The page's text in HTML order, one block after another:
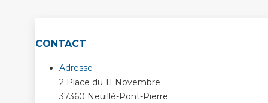
CONTACT
Adresse
2 Place du 11 Novembre
37360 Neuillé-Pont-Pierre